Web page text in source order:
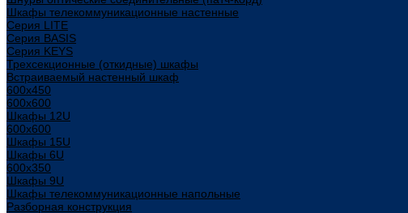
Шкафы телекоммуникационные настенные
Cерия LITE
Cерия BASIS
Cерия KEYS
Трехсекционные (откидные) шкафы
Встраиваемый настенный шкаф
600x450
600x600
Шкафы 12U
600x600
Шкафы 15U
Шкафы 6U
600x350
Шкафы 9U
Шкафы телекоммуникационные напольные
Разборная конструкция